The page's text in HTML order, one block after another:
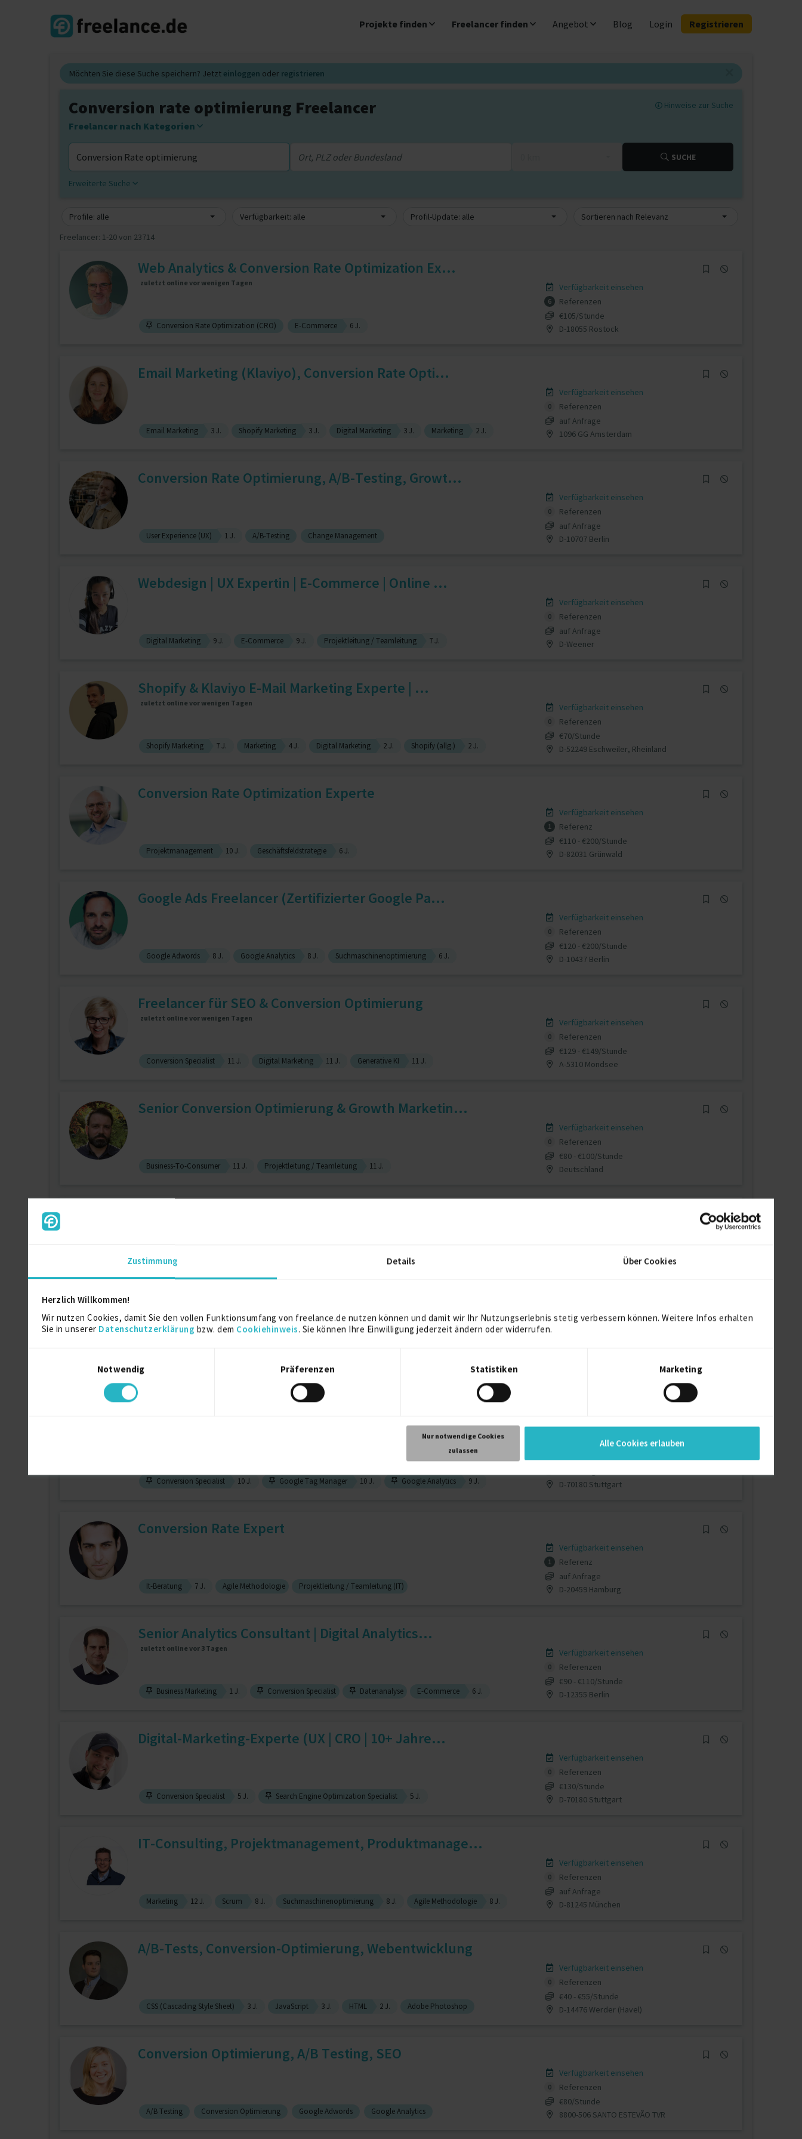
Zustimmung Details Über Cookies
Herzlich Willkommen!
Wir nutzen Cookies, damit Sie den vollen Funktionsumfang von freelance.de nutzen können und damit wir Ihr Nutzungserlebnis stetig verbessern können. Weitere Infos erhalten
Sie in unserer Datenschutzerklärung bzw. dem Cookiehinweis. Sie können Ihre Einwilligung jederzeit ändern oder widerrufen.
Notwendig
Präferenzen Statistiken Marketing
Nur notwendige Cookies
zulassen
Alle Cookies erlauben
Projekte finden Freelancer finden Angebot Blog Login Registrieren
Möchten Sie diese Suche speichern? Jetzt einloggen oder registrieren
Hinweise zur Suche
Conversion rate optimierung Freelancer
Freelancer nach Kategorien
SUCHE
Erweiterte Suche
Profile: alle Verfügbarkeit: alle Profil-Update: alle
Sortieren nach Relevanz
Freelancer: 1-20 von 23714
Web Analytics & Conversion Rate Optimization Ex...
zuletzt online vor wenigen Tagen
Conversion Rate Optimization (CRO) E-Commerce 6 J.
Verfügbarkeit einsehen
6
Referenzen
€105/Stunde
D-18055 Rostock
Email Marketing (Klaviyo), Conversion Rate Opti...
Email Marketing 3 J. Shopify Marketing 3 J. Digital Marketing 3 J. Marketing 2 J.
Verfügbarkeit einsehen
0
Referenzen
auf Anfrage
1096 GG Amsterdam
Conversion Rate Optimierung, A/B-Testing, Growt...
User Experience (UX) 1 J. A/B-Testing Change Management
Verfügbarkeit einsehen
0
Referenzen
auf Anfrage
D-10707 Berlin
Webdesign | UX Expertin | E-Commerce | Online ...
Digital Marketing 9 J. E-Commerce 9 J. Projektleitung / Teamleitung 7 J.
Verfügbarkeit einsehen
0
Referenzen
auf Anfrage
D-Weener
Shopify & Klaviyo E-Mail Marketing Experte | ...
zuletzt online vor wenigen Tagen
Shopify Marketing 7 J. Marketing 4 J. Digital Marketing 2 J. Shopify (allg.) 2 J.
Verfügbarkeit einsehen
0
Referenzen
€70/Stunde
D-52249 Eschweiler, Rheinland
Conversion Rate Optimization Experte
Projektmanagement 10 J. Geschäftsfeldstrategie 6 J.
Verfügbarkeit einsehen
1
Referenz
€110 - €200/Stunde
D-82031 Grünwald
Google Ads Freelancer (Zertifizierter Google Pa...
Google Adwords 8 J. Google Analytics 8 J. Suchmaschinenoptimierung 6 J.
Verfügbarkeit einsehen
0
Referenzen
€120 - €200/Stunde
D-10437 Berlin
Freelancer für SEO & Conversion Optimierung
zuletzt online vor wenigen Tagen
Conversion Specialist 11 J. Digital Marketing 11 J. Generative KI 11 J.
Verfügbarkeit einsehen
0
Referenzen
€129 - €149/Stunde
A-5310 Mondsee
Senior Conversion Optimierung & Growth Marketin...
Business-To-Consumer 11 J. Projektleitung / Teamleitung 11 J.
Verfügbarkeit einsehen
0
Referenzen
€80 - €100/Stunde
Deutschland
Conversion Rate Optimization | Senior Consultan...
Frontend Entwickler
Web Tracking & Analyst | Google Analytics 4 (GA...
Conversion Specialist 10 J. Google Tag Manager 10 J. Google Analytics 9 J.
Verfügbarkeit einsehen
D-70180 Stuttgart
Conversion Rate Expert
It-Beratung 7 J. Agile Methodologie Projektleitung / Teamleitung (IT)
Verfügbarkeit einsehen
1
Referenz
auf Anfrage
D-20459 Hamburg
Senior Analytics Consultant | Digital Analytics...
zuletzt online vor 3 Tagen
Business Marketing 1 J. Conversion Specialist Datenanalyse E-Commerce 6 J.
Verfügbarkeit einsehen
0
Referenzen
€90 - €110/Stunde
D-12355 Berlin
Digital-Marketing-Experte (UX | CRO | 10+ Jahre...
Conversion Specialist 5 J. Search Engine Optimization Specialist 5 J.
Verfügbarkeit einsehen
0
Referenzen
€130/Stunde
D-70180 Stuttgart
IT-Consulting, Projektmanagement, Produktmanage...
Marketing 12 J. Scrum 8 J. Suchmaschinenoptimierung 8 J. Agile Methodologie 8 J.
Verfügbarkeit einsehen
0
Referenzen
auf Anfrage
D-81245 München
A/B-Tests, Conversion-Optimierung, Webentwicklung
CSS (Cascading Style Sheet) 3 J. JavaScript 3 J. HTML 2 J. Adobe Photoshop
Verfügbarkeit einsehen
0
Referenzen
€40 - €55/Stunde
D-14476 Werder (Havel)
Conversion Optimierung, A/B Testing, SEO
A/B Testing Conversion Optimierung Google Adwords Google Analytics
Verfügbarkeit einsehen
0
Referenzen
€80/Stunde
8800-506 SANTO ESTEVÃO TVR